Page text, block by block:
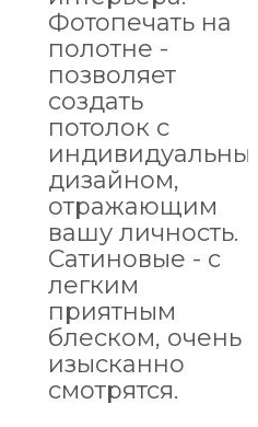
Фотопечать на
полотне -
позволяет
создать
потолок с
дизайном,
отражающим
вашу личность.
Сатиновые - с
легким
приятным
блеском, очень
изысканно
смотрятся.